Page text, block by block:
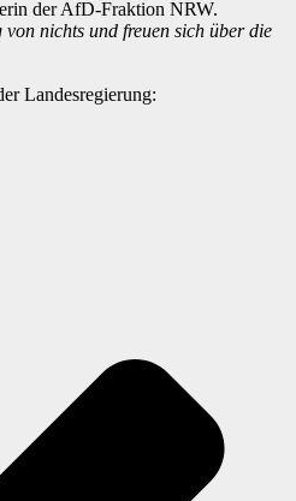
der AfD-Fraktion NRW.
von nichts und freuen sich über die
Landesregierung: